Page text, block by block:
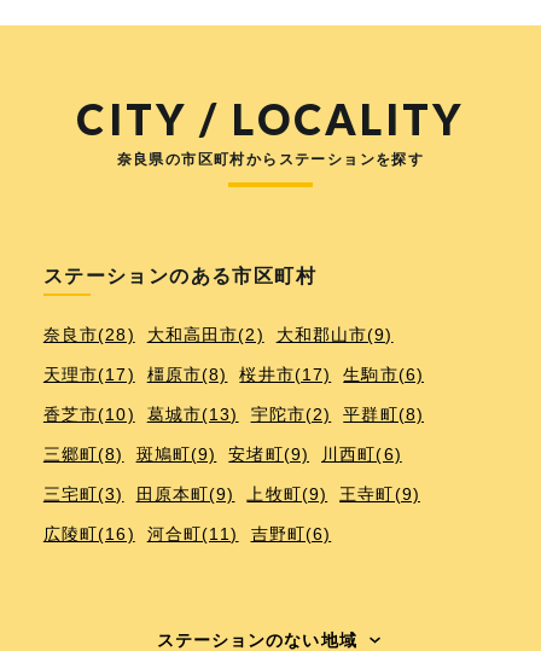
CITY / LOCALITY
奈良県の市区町村からステーションを探す
ステーションのある市区町村
奈良市(28) 大和高田市(2) 大和郡山市(9)
天理市(17) 橿原市(8) 桜井市(17) 生駒市(6)
香芝市(10) 葛城市(13) 宇陀市(2) 平群町(8)
三郷町(8) 斑鳩町(9) 安堵町(9) 川西町(6)
三宅町(3) 田原本町(9) 上牧町(9) 王寺町(9)
広陵町(16) 河合町(11) 吉野町(6)
ステーションのない地域